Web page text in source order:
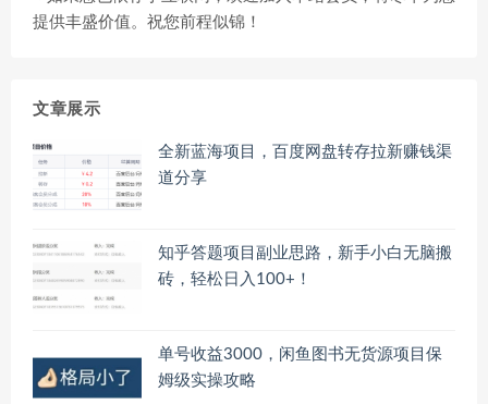
提供丰盛价值。祝您前程似锦！
文章展示
全新蓝海项目，百度网盘转存拉新赚钱渠
道分享
知乎答题项目副业思路，新手小白无脑搬
砖，轻松日入100+！
单号收益3000，闲鱼图书无货源项目保
姆级实操攻略